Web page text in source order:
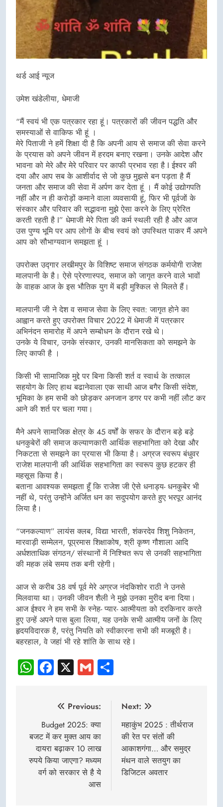
थर्ड आई न्यूज
उमेश खंडेलीया, धेमाजी
“मैं स्वयं भी एक पत्रकार रहा हूं। पत्रकारों की जीवन पद्धति और
समस्याओं से वाकिफ भी हूं ।
मेरे पिताजी ने हमें शिक्षा दी है कि अपनी आय से समाज की सेवा करने
के प्रयास को अपने जीवन में हरदम बनाए रखना। उनके आदेश और
भावना को मेरे और मेरे परिवार पर काफी प्रभाव रहा है I ईश्वर की
दया और आप सब के आशीर्वाद से जो कुछ मुझसे बन पड़ता है मैं
जनता और समाज की सेवा में अर्पण कर देता हूं । मैं कोई उद्योगपति
नहीं और न ही करोड़ों कमाने वाला व्यवसायी हूं, फिर भी पूर्वजों के
संस्कार और परिवार की सद्भावना मुझे ऐसा करने के लिए प्रेरित
करती रहती है I” धेमाजी मेरे पिता की कर्म स्थली रही है और आज
उस पुण्य भूमि पर आप लोगों के बीच स्वयं को उपस्थित पाकर मैं अपने
आप को सौभाग्यवान समझता हूं ।
उपरोक्त उद्गार लखीमपुर के विशिष्ट समाज संगठक कर्मयोगी राजेश
मालपानी के है। ऐसे प्रेरणास्पद, समाज को जागृत करने वाले भावों
के वाहक आज के इस भौतिक युग में बड़ी मुश्किल से मिलते हैं।
मालपानी जी ने देश व समाज सेवा के लिए स्वत: जागृत होने का
आह्वान करते हुए उपरोक्त विचार 2022 में धेमाजी में पत्रकार
अभिनंदन समारोह में अपने सम्बोधन के दौरान रखे थे।
उनके ये विचार, उनके संस्कार, उनकी मानसिकता को समझने के
लिए काफी है ।
किसी भी सामाजिक मुद्दे पर बिना किसी शर्त व स्वार्थ के तत्काल
सहयोग के लिए हाथ बढानेवाला एक साथी आज बगैर किसी संदेश,
भूमिका के हम सभी को छोड़कर अनजान डगर पर कभी नहीं लौट कर
आने की शर्त पर चला गया।
मैने अपने सामाजिक क्षेत्र के 45 वर्षों के सफर के दौरान बड़े बड़े
धनकुबेरों की समाज कल्याणकारी आर्थिक सहभागिता को देखा और
निकटता से समझने का प्रयास भी किया है। अग्रज स्वरूप बंधुवर
राजेश मालपानी की आर्थिक सहभागिता का स्वरूप कुछ हटकर ही
महसूस किया है।
बताना आवश्यक समझता हूँ कि राजेश जी ऐसे धनाड्य- धनकुबेर भी
नहीं थे, परंतु उन्होंने अर्जित धन का सदुपयोग करते हुए भरपूर आनंद
लिया है।
“जनकल्याण” लायंस क्लब, विद्या भारती, शंकरदेव शिशु निकेतन,
मारवाड़ी सम्मेलन, पूप्रमास शिक्षाकोष, श्री कृष्ण गौशाला आदि
अर्धशताधिक संगठन/ संस्थानों में निश्चित रूप से उनकी सहभागिता
की महक लंबे समय तक बनी रहेगी।
आज से करीब 38 वर्ष पूर्व मेरे अग्रज नंदकिशोर राठी ने उनसे
मिलवाया था। उनकी जीवन शैली ने मुझे उनका मुरीद बना दिया।
आज ईश्वर ने हम सभी के स्नेह- प्यार- आत्मीयता को दरकिनार करते
हुए उन्हें अपने पास बुला लिया, यह उनके सभी आत्मीय जनों के लिए
हृदयविदारक है, परंतु नियति को स्वीकारना सभी की मजबूरी है।
बहरहाल, वे जहां भी रहे शांति के साथ रहे I
WhatsApp
Facebook
X Gmail
navigation
Previous:
Budget 2025: क्या
बजट में कर मुक्त आय का
दायरा बढ़ाकर 10 लाख
रुपये किया जाएगा? मध्यम
वर्ग को सरकार से है ये
आस
Next:
महाकुंभ 2025 : तीर्थराज
की रेत पर संतों की
आकाशगंगा… और समुद्र
मंथन वाले सतयुग का
डिजिटल अवतार